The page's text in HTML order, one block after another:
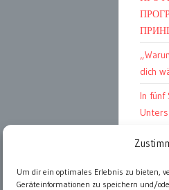
Um dir ein optimales Erlebnis zu bieten,
Geräteinformationen zu speichern und/
dich
In fünf